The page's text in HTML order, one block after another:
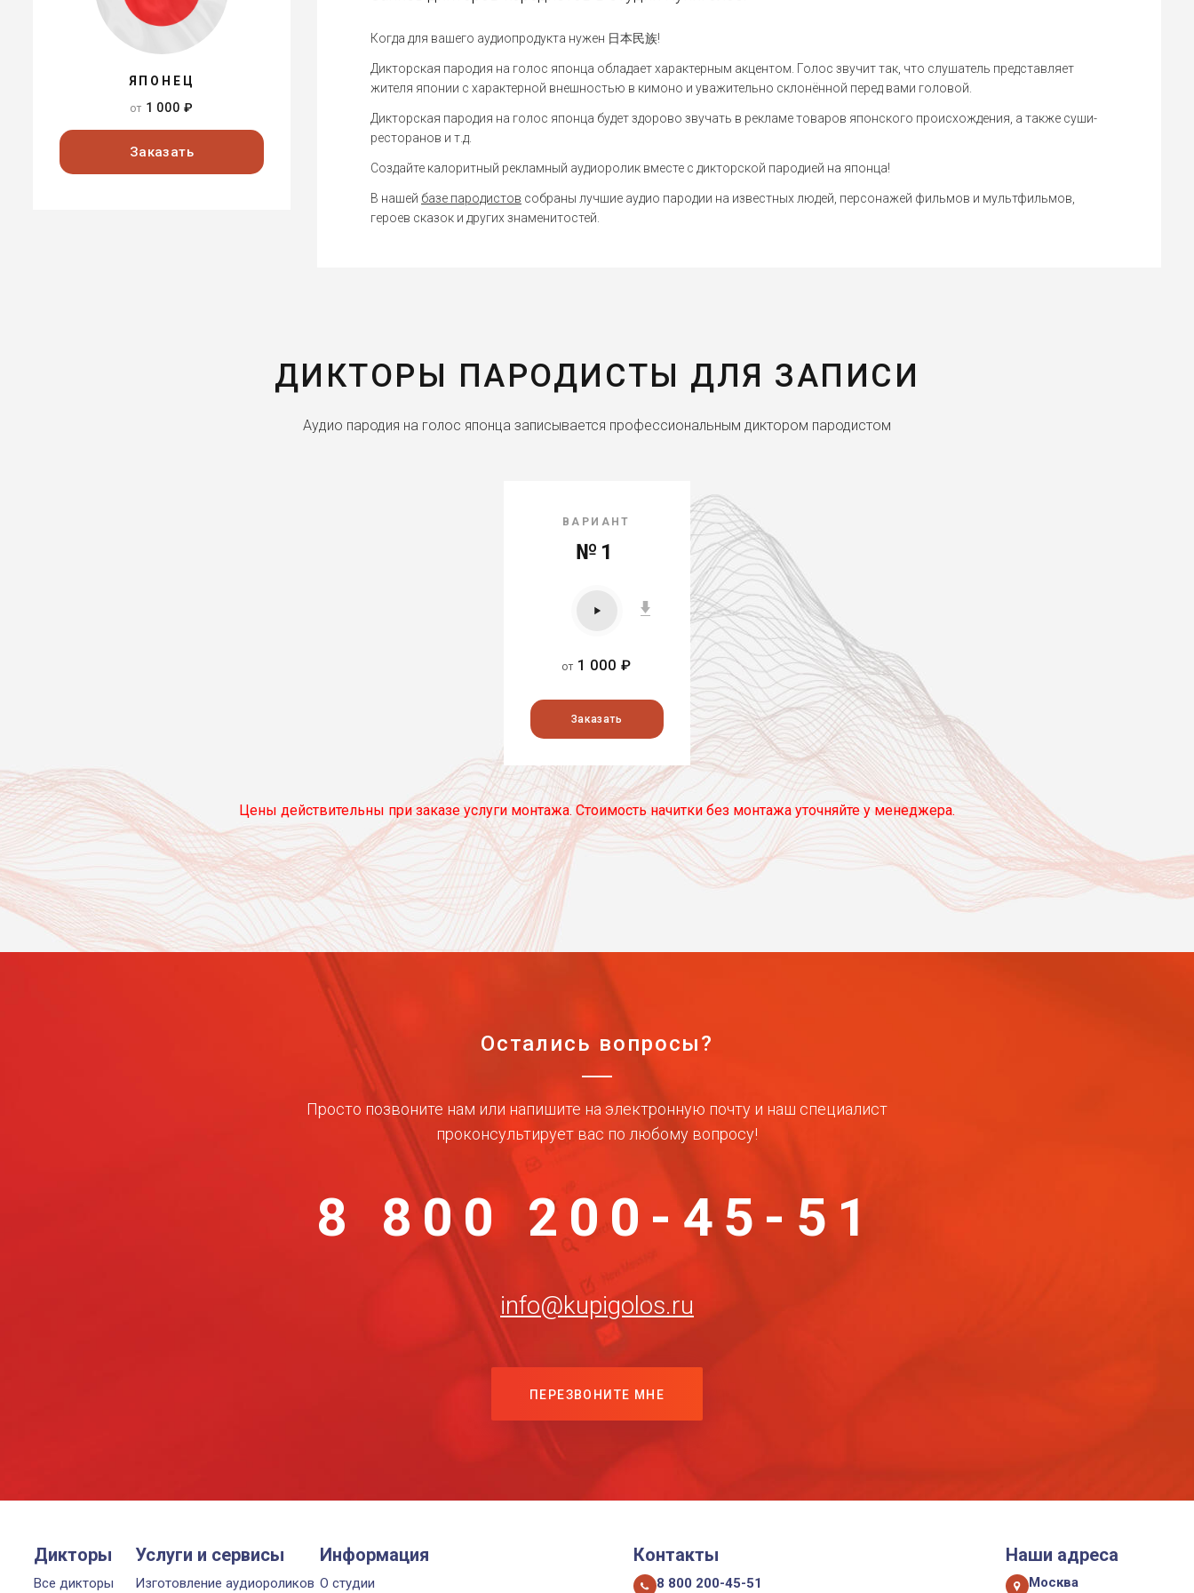
ЯПОНЕЦ
от 1 000 ₽
Заказать
Когда для вашего аудиопродукта нужен 日本民族!
Дикторская пародия на голос японца обладает характерным акцентом. Голос звучит так, что слушатель представляет
жителя японии с характерной внешностью в кимоно и уважительно склонённой перед вами головой.
Дикторская пародия на голос японца будет здорово звучать в рекламе товаров японского происхождения, а также суши-
ресторанов и т.д.
Создайте калоритный рекламный аудиоролик вместе с дикторской пародией на японца!
В нашей базе пародистов собраны лучшие аудио пародии на известных людей, персонажей фильмов и мультфильмов,
героев сказок и других знаменитостей.
ДИКТОРЫ ПАРОДИСТЫ ДЛЯ ЗАПИСИ
Аудио пародия на голос японца записывается профессиональным диктором пародистом
ВАРИАНТ
№1
от 1 000 ₽
Заказать
Цены действительны при заказе услуги монтажа. Стоимость начитки без монтажа уточняйте у менеджера.
Остались вопросы?
Просто позвоните нам или напишите на электронную почту и наш специалист
проконсультирует вас по любому вопросу!
8 800 200-45-51
info@kupigolos.ru
ПЕРЕЗВОНИТЕ МНЕ
Дикторы
Все дикторы
Услуги и сервисы
Изготовление аудиороликов
Информация
О студии
Контакты
8 800 200-45-51
Наши адреса
Москва